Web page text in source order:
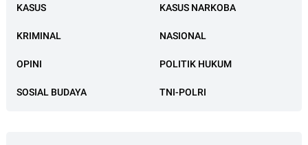
KASUS KASUS NARKOBA
KRIMINAL NASIONAL
OPINI POLITIK HUKUM
SOSIAL BUDAYA TNI-POLRI